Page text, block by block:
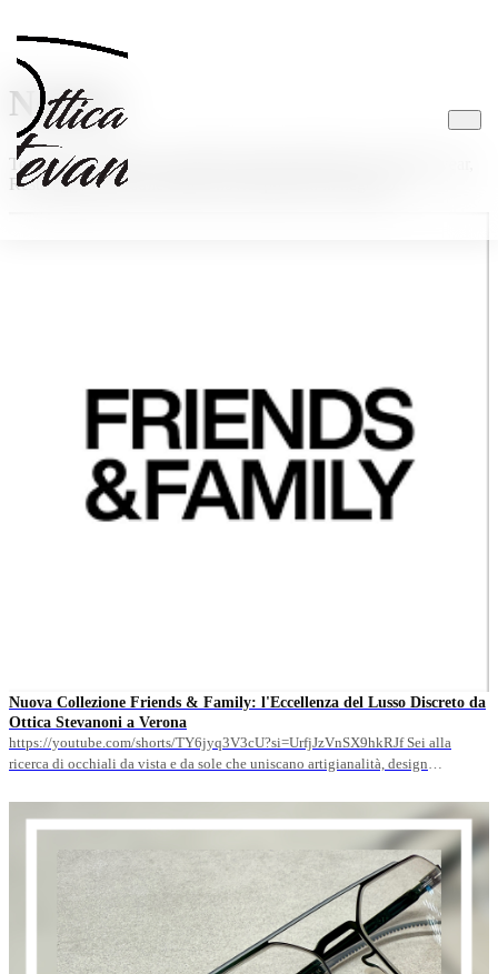
Novità
Tendenze, consigli e curiosità dal mondo dell'ottica e dell'eyewear,
Resta aggiornato sulle ultime novità presenti in negozio.
Nuova Collezione Friends & Family: l'Eccellenza del Lusso Discreto da
Ottica Stevanoni a Verona
https://youtube.com/shorts/TY6jyq3V3cU?si=UrfjJzVnSX9hkRJf Sei alla
ricerca di occhiali da vista e da sole che uniscano artigianalità, design
Roma è arrivata la nuova collezione firmata Friends &amp; Family! Nato
dall’intuito e dalla passione di cinque creativi, il brand Friends &amp; Family
incarna una filosofia unica basata sul concetto&hellip;